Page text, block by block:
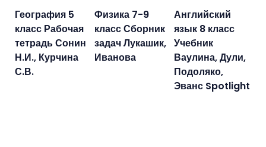
География 5
класс Рабочая
тетрадь Сонин
Н.И., Курчина
С.В.
Физика 7-9
класс Сборник
задач Лукашик,
Иванова
Английский
язык 8 класс
Учебник
Ваулина, Дули,
Подоляко,
Эванс Spotlight